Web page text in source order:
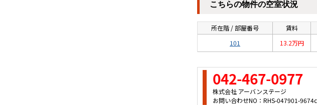
こちらの物件の空室状況
所在階 / 部屋番号 賃料
101
13.2万円
042-467-0977
株式会社 アーバンステージ
お問い合わせNO：RHS-047901-9674c